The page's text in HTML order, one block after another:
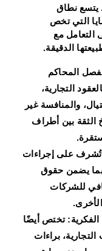
يتسع نطاق
التي تخص
التعامل مع
الدقيقة.
المحاكم
التجارية،
والمنافسة غير
بين أطراف
تُشرف على إجراءات
بما يضمن حقوق
للشركات
الفكرية: تختص أيضًا
التجارية، براءات